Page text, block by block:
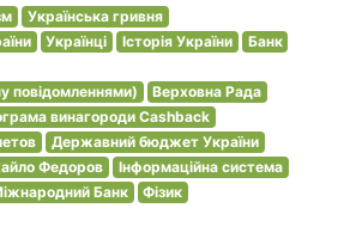
Українська гривня
Українці Історія України
Банк
повідомленнями)
Верховна Рада
винагороди Cashback
Державний бюджет України
Федоров
Інформаційна система
Банк
Фізик